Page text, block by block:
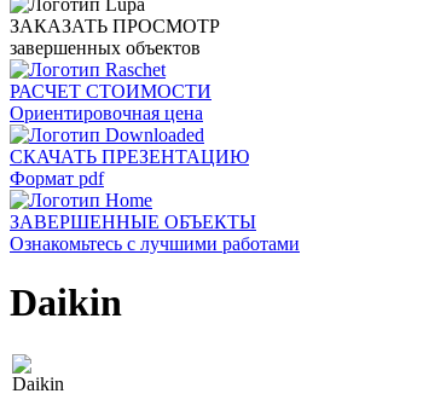
ЗАКАЗАТЬ ПРОСМОТР
завершенных объектов
РАСЧЕТ СТОИМОСТИ
Ориентировочная цена
СКАЧАТЬ ПРЕЗЕНТАЦИЮ
Формат pdf
ЗАВЕРШЕННЫЕ ОБЪЕКТЫ
Ознакомьтесь с лучшими работами
Daikin